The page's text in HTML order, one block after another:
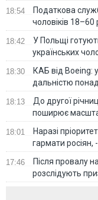
18:54
Податкова
чоловіків
18:42
У Польщі
українських
18:30
КАБ від Boeing:
дальністю
18:13
До другої
поширює
18:01
Наразі
гармати росіян,
17:46
Після провалу
розслідують